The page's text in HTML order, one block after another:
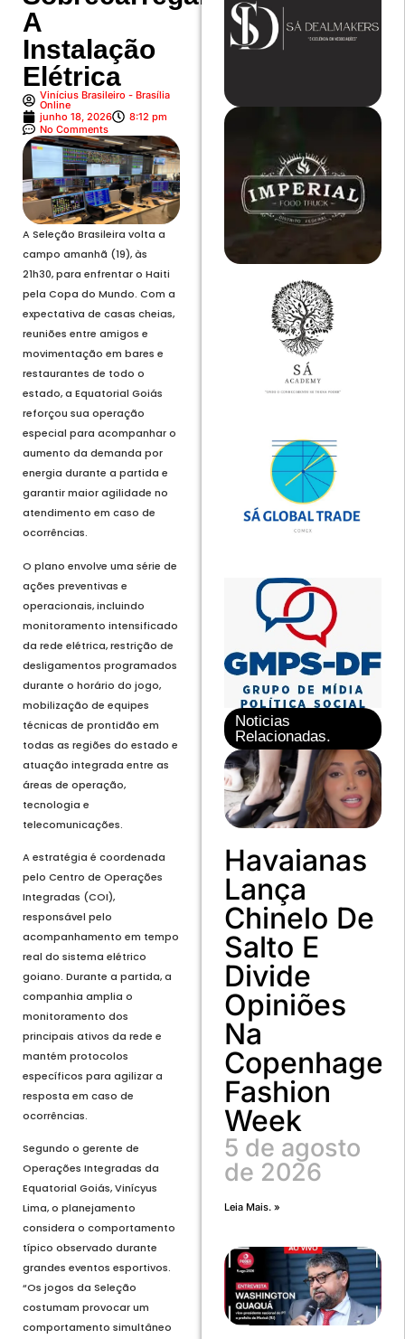
A
Instalação
Elétrica
Vinícius Brasileiro - Brasília
Online
junho 18, 2026
8:12 pm
No Comments
A Seleção Brasileira volta a
campo amanhã (19), às
21h30, para enfrentar o Haiti
pela Copa do Mundo. Com a
expectativa de casas cheias,
reuniões entre amigos e
movimentação em bares e
restaurantes de todo o
estado, a Equatorial Goiás
reforçou sua operação
especial para acompanhar o
aumento da demanda por
energia durante a partida e
garantir maior agilidade no
atendimento em caso de
ocorrências.
O plano envolve uma série de
ações preventivas e
operacionais, incluindo
monitoramento intensificado
da rede elétrica, restrição de
desligamentos programados
durante o horário do jogo,
mobilização de equipes
técnicas de prontidão em
todas as regiões do estado e
atuação integrada entre as
áreas de operação,
tecnologia e
telecomunicações.
A estratégia é coordenada
pelo Centro de Operações
Integradas (COI),
responsável pelo
acompanhamento em tempo
real do sistema elétrico
goiano. Durante a partida, a
companhia amplia o
monitoramento dos
principais ativos da rede e
mantém protocolos
específicos para agilizar a
resposta em caso de
ocorrências.
Segundo o gerente de
Operações Integradas da
Equatorial Goiás, Vinícyus
Lima, o planejamento
considera o comportamento
típico observado durante
grandes eventos esportivos.
“Os jogos da Seleção
costumam provocar um
comportamento simultâneo
Noticias
Relacionadas.
Havaianas
Lança
Chinelo De
Salto E
Divide
Opiniões
Na
Copenhagen
Fashion
Week
5 de agosto
de 2026
Leia Mais. »